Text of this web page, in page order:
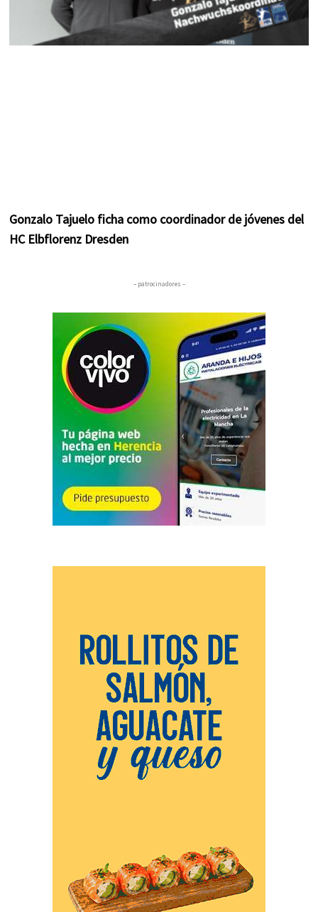
Gonzalo Tajuelo ficha como coordinador de jóvenes del
HC Elbflorenz Dresden
– patrocinadores –